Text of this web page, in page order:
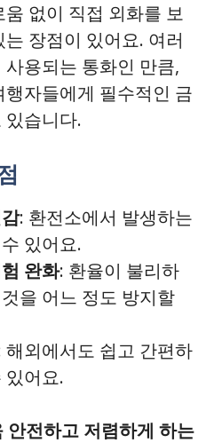
없이 직접 외화를 보
장점이 있어요. 여러
용되는 통화인 만큼,
자들에게 필수적인 금
있습니다.
: 환전소에서 발생하는
있어요.
완화: 환율이 불리하
을 어느 정도 방지할
해외에서도 쉽고 간편하
있어요.
안전하고 저렴하게 하는